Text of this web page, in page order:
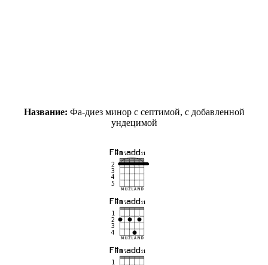
Название: Фа-диез минор с септимой, с добавленной
ундецимой